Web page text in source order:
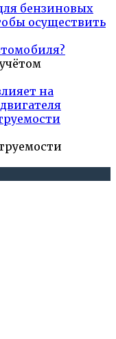
бензиновых
осуществить
на